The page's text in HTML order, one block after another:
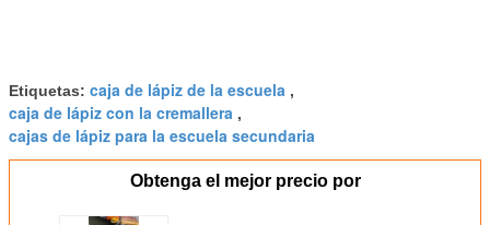
Etiquetas: caja de lápiz de la escuela ,
caja de lápiz con la cremallera ,
cajas de lápiz para la escuela secundaria
Obtenga el mejor precio por